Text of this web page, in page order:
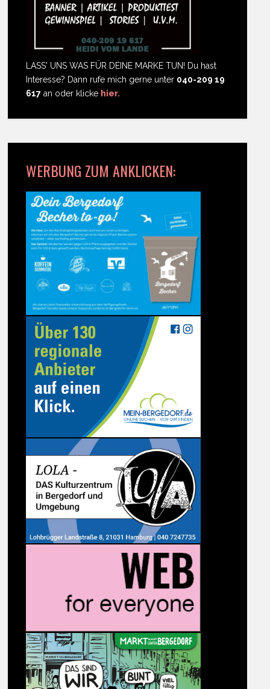
LASS' UNS WAS FÜR DEINE MARKE TUN! Du hast
Interesse? Dann rufe mich gerne unter 040-209 19
617 an oder klicke hier.
WERBUNG ZUM ANKLICKEN: